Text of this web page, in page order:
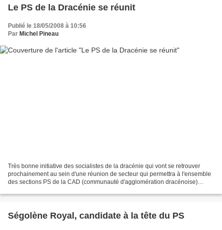
Le PS de la Dracénie se réunit
Publié le 18/05/2008 à 10:56
Par Michel Pineau
Très bonne initiative des socialistes de la dracénie qui vont se retrouver
prochainement au sein d'une réunion de secteur qui permettra à l'ensemble
des sections PS de la CAD (communauté d'agglomération dracénoise)
Ségolène Royal, candidate à la tête du PS